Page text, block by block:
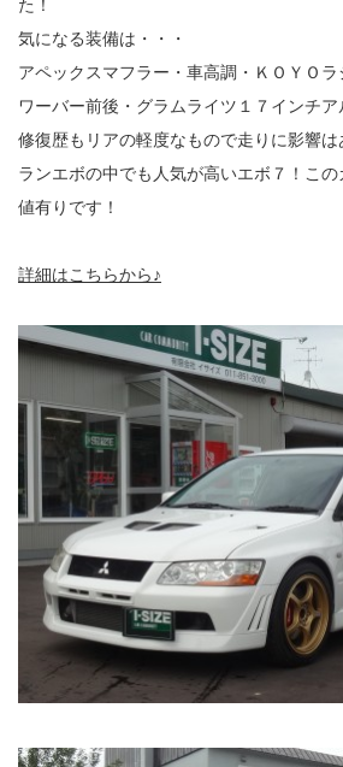
た！
気になる装備は・・・
アペックスマフラー・車高調・ＫＯＹＯ
ワーバー前後・グラムライツ１７インチ
修復歴もリアの軽度なもので走りに影響は
ランエボの中でも人気が高いエボ７！こ
値有りです！
詳細はこちらから♪